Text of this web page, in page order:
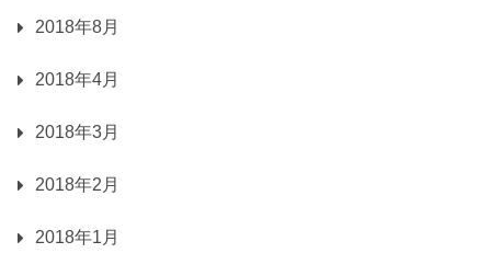
2018年8月
2018年4月
2018年3月
2018年2月
2018年1月